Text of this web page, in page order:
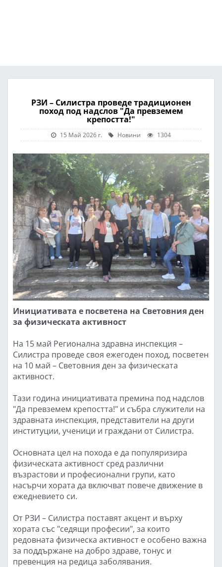
РЗИ – Силистра проведе традиционен
поход под надслов "Да превземем
крепостта!"
15 Май 2026 г. Новини 1304
Инициативата е посветена на Световния ден
за физическата активност
На 15 май Регионална здравна инспекция –
Силистра проведе своя ежегоден поход, посветен
на 10 май – Световния ден за физическата
активност.
Тази година инициативата премина под надслов
"Да превземем крепостта!" и събра служители на
здравната инспекция, представители на други
институции, ученици и граждани от Силистра.
Основната цел на похода е да популяризира
физическата активност сред различни
възрастови и професионални групи, като
насърчи хората да включват повече движение в
ежедневието си.
От РЗИ – Силистра поставят акцент и върху
хората със "седящи професии", за които
редовната физическа активност е особено важна
за поддържане на добро здраве, тонус и
превенция на редица заболявания.